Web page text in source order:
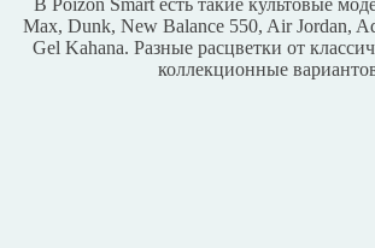
В Poizon Smart есть такие культовые
Max, Dunk, New Balance 550, Air Jordan,
Gel Kahana. Разные расцветки от
коллекционные